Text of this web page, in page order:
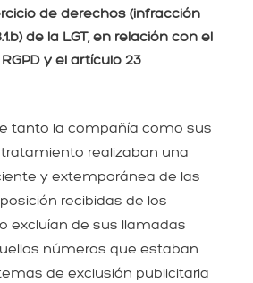
de derechos (infracción
de la LGT, en relación con el
y el artículo 23
tanto la compañía como sus
realizaban una
y extemporánea de las
recibidas de los
excluían de sus llamadas
números que estaban
de exclusión publicitaria